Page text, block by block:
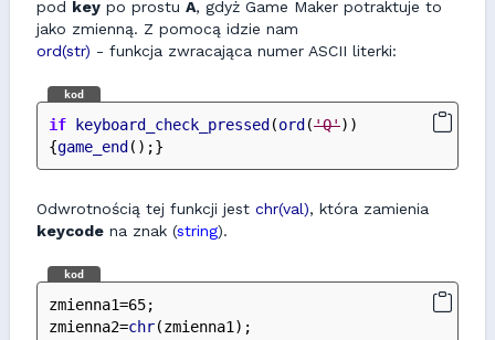
pod key po prostu A, gdyż Game Maker potraktuje to
jako zmienną. Z pomocą idzie nam
ord(str) - funkcja zwracająca numer ASCII literki:
kod
if keyboard_check_pressed (ord ('Q'))
{game_end ();}
Odwrotnością tej funkcji jest chr(val), która zamienia
keycode na znak (string).
kod
zmienna1=65;
zmienna2=chr(zmienna1);